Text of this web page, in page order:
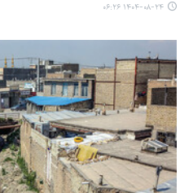
۱۴۰۴-۰۸-۲۴ ۰۶:۲۶